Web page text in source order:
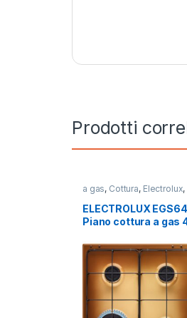
Prodotti
a gas, Cottura, Electrolux,
Cottura
ELECTROLUX
Piano cottura a gas